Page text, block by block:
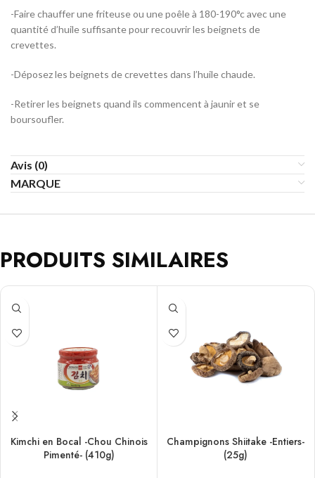
-Faire chauffer une friteuse ou une poêle à 180-190°c avec une
quantité d’huile suffisante pour recouvrir les beignets de
crevettes.
-Déposez les beignets de crevettes dans l’huile chaude.
-Retirer les beignets quand ils commencent à jaunir et se
boursoufler.
Avis (0)
MARQUE
PRODUITS SIMILAIRES
Kimchi en Bocal -Chou Chinois
Pimenté- (410g)
Champignons Shiitake -Entiers-
(25g)